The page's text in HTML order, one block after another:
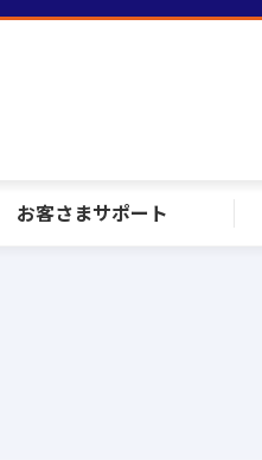
お客さまサポート